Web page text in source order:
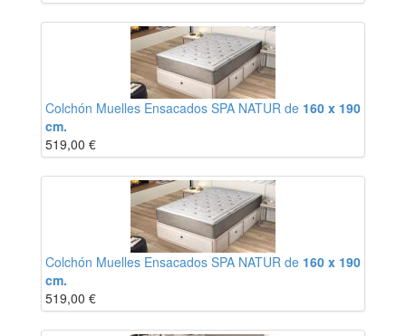
Colchón Muelles Ensacados SPA NATUR de 160 x 190
cm.
519,00 €
Colchón Muelles Ensacados SPA NATUR de 160 x 190
cm.
519,00 €